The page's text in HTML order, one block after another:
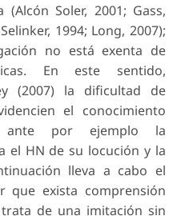
Soler, 2001; Gass,
1994; Long, 2007);
no está exenta de
En este sentido,
(2007) la dificultad de
el conocimiento
ante por ejemplo la
el HN de su locución y la
lleva a cabo el
que exista comprensión
de una imitación sin